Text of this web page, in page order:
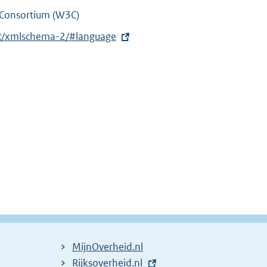
(W3C)
2/#language
MijnOverheid.nl
E
Rijksoverheid.nl